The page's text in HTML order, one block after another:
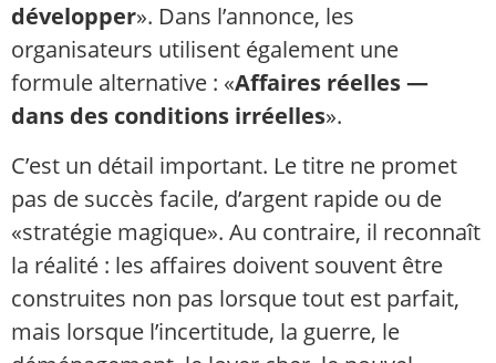
développer». Dans l’annonce, les
organisateurs utilisent également une
formule alternative : «Affaires réelles —
dans des conditions irréelles».
C’est un détail important. Le titre ne promet
pas de succès facile, d’argent rapide ou de
«stratégie magique». Au contraire, il reconnaît
la réalité : les affaires doivent souvent être
construites non pas lorsque tout est parfait,
mais lorsque l’incertitude, la guerre, le